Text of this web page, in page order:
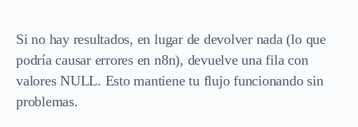
Si no hay resultados, en lugar de devolver nada (lo que
podría causar errores en n8n), devuelve una fila con
valores NULL. Esto mantiene tu flujo funcionando sin
problemas.